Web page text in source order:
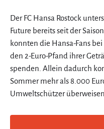
Der FC Hansa Rostock
Future bereits seit der
konnten die Hansa-Fans
den 2-Euro-Pfand ihrer
spenden. Allein dadurch
Sommer mehr als 8.000
Umweltschützer überweisen.